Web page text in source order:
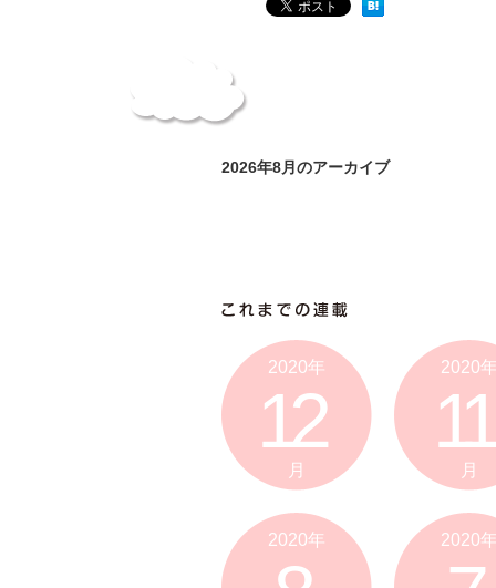
2026年8月のアーカイブ
2020年
12
月
2020
11
月
2020年 2020